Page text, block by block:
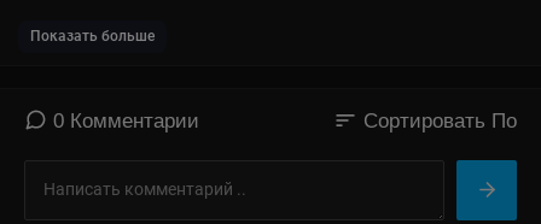
Показать больше
0 Комментарии sort Сортировать По